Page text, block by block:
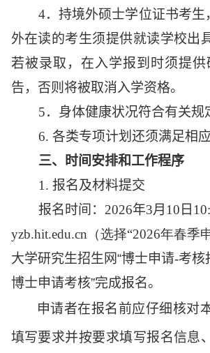
4．持境外硕士学位证书考
外在读的考生须提供就读学校出
若被录取，在入学报到时须提
告，否则将被取消入学资格。
5．身体健康状况符合有关规
6. 各类专项计划还须满足相
三、时间安排和工作程序
1. 报名及材料提交
报名时间： 2026年3月 10 日
yzb.hit.edu.cn（选择“2026年春季
大学研究生招生网“博士申请-考核
博士申请考核”完成报名。
申请者在报名前应仔细核对
填写要求并按要求填写报名信息